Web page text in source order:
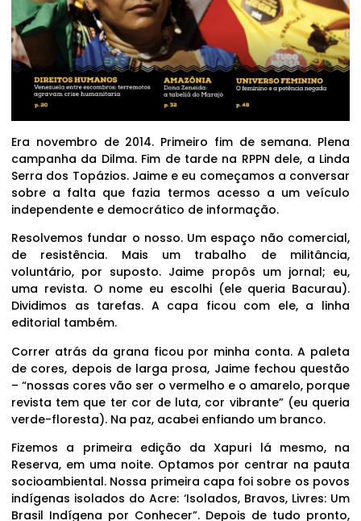
Era novembro de 2014. Primeiro fim de semana. Plena
campanha da Dilma. Fim de tarde na RPPN dele, a Linda
Serra dos Topázios. Jaime e eu começamos a conversar
sobre a falta que fazia termos acesso a um veículo
independente e democrático de informação.
Resolvemos fundar o nosso. Um espaço não comercial,
de resistência. Mais um trabalho de militância,
voluntário, por suposto. Jaime propôs um jornal; eu,
uma revista. O nome eu escolhi (ele queria Bacurau).
Dividimos as tarefas. A capa ficou com ele, a linha
editorial também.
Correr atrás da grana ficou por minha conta. A paleta
de cores, depois de larga prosa, Jaime fechou questão
– “nossas cores vão ser o vermelho e o amarelo, porque
revista tem que ter cor de luta, cor vibrante” (eu queria
verde-floresta). Na paz, acabei enfiando um branco.
Fizemos a primeira edição da Xapuri lá mesmo, na
Reserva, em uma noite. Optamos por centrar na pauta
socioambiental. Nossa primeira capa foi sobre os povos
indígenas isolados do Acre: ‘Isolados, Bravos, Livres: Um
Brasil Indígena por Conhecer”. Depois de tudo pronto,